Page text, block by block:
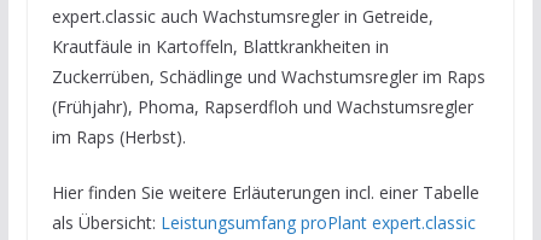
expert.classic auch Wachstumsregler in Getreide,
Krautfäule in Kartoffeln, Blattkrankheiten in
Zuckerrüben, Schädlinge und Wachstumsregler im Raps
(Frühjahr), Phoma, Rapserdfloh und Wachstumsregler
im Raps (Herbst).
Hier finden Sie weitere Erläuterungen incl. einer Tabelle
als Übersicht: Leistungsumfang proPlant expert.classic